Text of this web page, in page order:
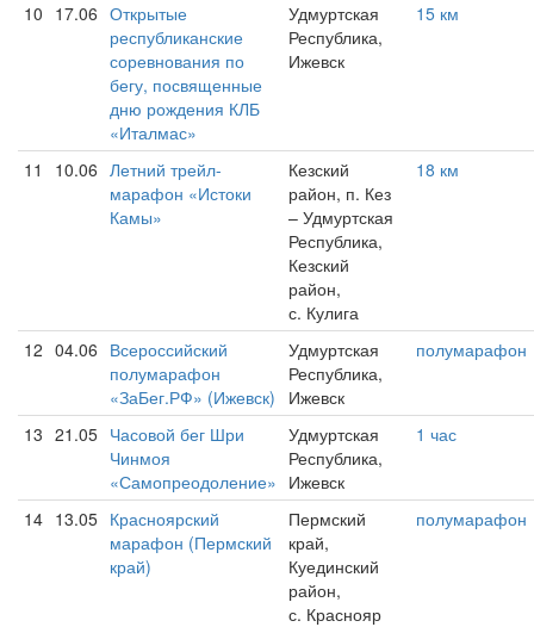
10 17.06 Открытые
республиканские
соревнования по
бегу, посвященные
дню рождения КЛБ
«Италмас»
Удмуртская
Республика,
Ижевск
15 км
11 10.06 Летний трейл-
марафон «Истоки
Камы»
Кезский
район, п. Кез
– Удмуртская
Республика,
Кезский
район,
с. Кулига
18 км
12 04.06 Всероссийский
полумарафон
«ЗаБег.РФ» (Ижевск)
Удмуртская
Республика,
Ижевск
полумарафон
13 21.05 Часовой бег Шри
Чинмоя
«Самопреодоление»
Удмуртская
Республика,
Ижевск
1 час
14 13.05 Красноярский
марафон (Пермский
край)
Пермский
край,
Куединский
район,
с. Краснояр
полумарафон